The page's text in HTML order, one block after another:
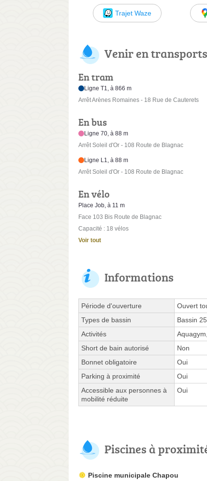
Trajet Waze
Venir en
En tram
Ligne T1, à 866 m
Arrêt Arènes Romaines - 18 Rue de Cauterets
En bus
Ligne 70, à 88 m
Arrêt Soleil d'Or - 108 Route de Blagnac
Ligne L1, à 88 m
Arrêt Soleil d'Or - 108 Route de Blagnac
En vélo
Place Job, à 11 m
Face 103 Bis Route de Blagnac
Capacité : 18 vélos
Voir tout
Informations
Période d'ouverture
Ouvert
Types de bassin
Bassin
Activités
Short de bain autorisé
Non
Bonnet obligatoire
Oui
Parking à proximité
Oui
Accessible aux personnes à
mobilité réduite
Oui
Piscines à
Piscine municipale Chapou